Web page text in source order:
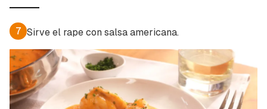
7 Sirve el rape con salsa americana.